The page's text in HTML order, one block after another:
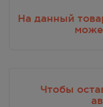
Чтобы
На данный